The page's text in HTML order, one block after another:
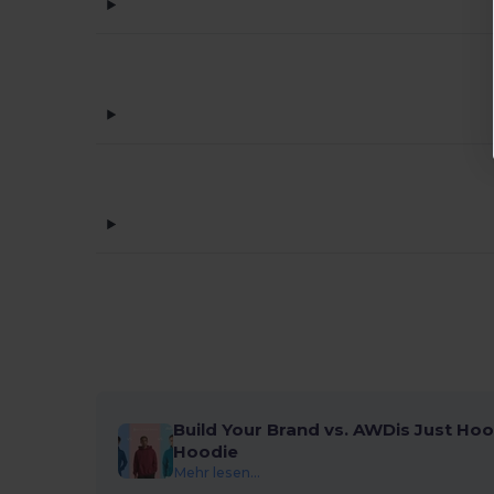
Build Your Brand vs. AWDis Just
Hoodie
Mehr lesen...